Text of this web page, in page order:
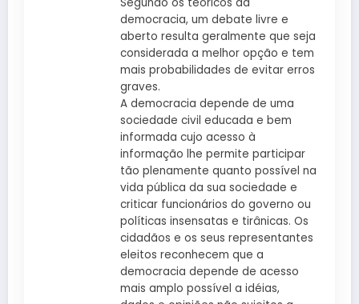
democracia, um debate livre e
aberto resulta geralmente que seja
considerada a melhor opção e tem
mais probabilidades de evitar erros
graves.
A democracia depende de uma
sociedade civil educada e bem
informada cujo acesso à
informação lhe permite participar
tão plenamente quanto possível na
vida pública da sua sociedade e
criticar funcionários do governo ou
políticas insensatas e tirânicas. Os
cidadãos e os seus representantes
eleitos reconhecem que a
democracia depende de acesso
mais amplo possível a idéias,